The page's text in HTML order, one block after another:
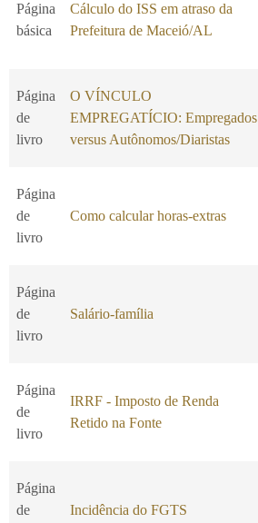
Página
básica
Cálculo do ISS em atraso da
Prefeitura de Maceió/AL
Página
de
livro
O VÍNCULO
EMPREGATÍCIO: Empregados
versus Autônomos/Diaristas
Página
de
livro
Como calcular horas-extras
Página
de
livro
Salário-família
Página
de
livro
IRRF - Imposto de Renda
Retido na Fonte
Página
de
Incidência do FGTS